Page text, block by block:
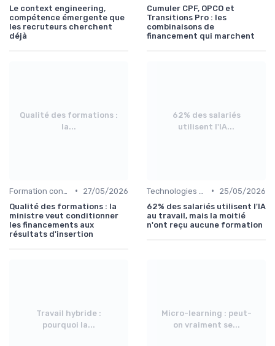
Le context engineering,
compétence émergente que
les recruteurs cherchent
déjà
Cumuler CPF, OPCO et
Transitions Pro : les
combinaisons de
financement qui marchent
Qualité des formations :
la...
•
27/05/2026
Qualité des formations : la
ministre veut conditionner
les financements aux
résultats d'insertion
62% des salariés
utilisent l'IA...
•
25/05/2026
62% des salariés utilisent l'IA
au travail, mais la moitié
n'ont reçu aucune formation
Travail hybride :
pourquoi la...
Micro-learning : peut-
on vraiment se...